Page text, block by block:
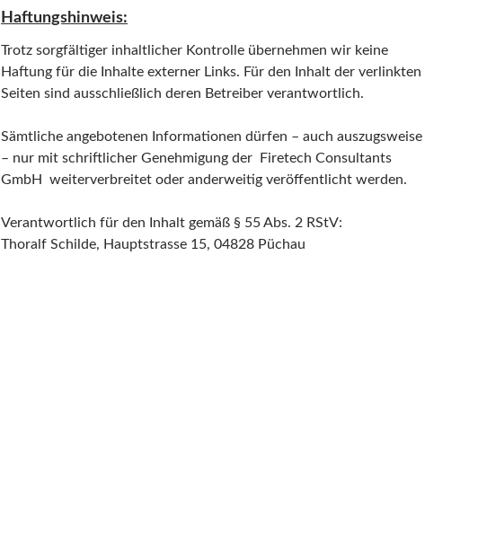
Haftungshinweis:
Trotz sorgfältiger inhaltlicher Kontrolle übernehmen wir keine
Haftung für die Inhalte externer Links. Für den Inhalt der verlinkten
Seiten sind ausschließlich deren Betreiber verantwortlich.
Sämtliche angebotenen Informationen dürfen – auch auszugsweise
– nur mit schriftlicher Genehmigung der Firetech Consultants
GmbH weiterverbreitet oder anderweitig veröffentlicht werden.
Verantwortlich für den Inhalt gemäß § 55 Abs. 2 RStV:
Thoralf Schilde, Hauptstrasse 15, 04828 Püchau